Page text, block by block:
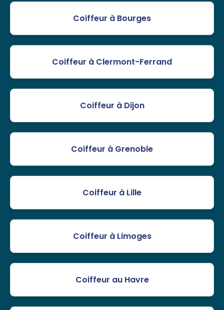
Coiffeur à Bourges
Coiffeur à Clermont-Ferrand
Coiffeur à Dijon
Coiffeur à Grenoble
Coiffeur à Lille
Coiffeur à Limoges
Coiffeur au Havre